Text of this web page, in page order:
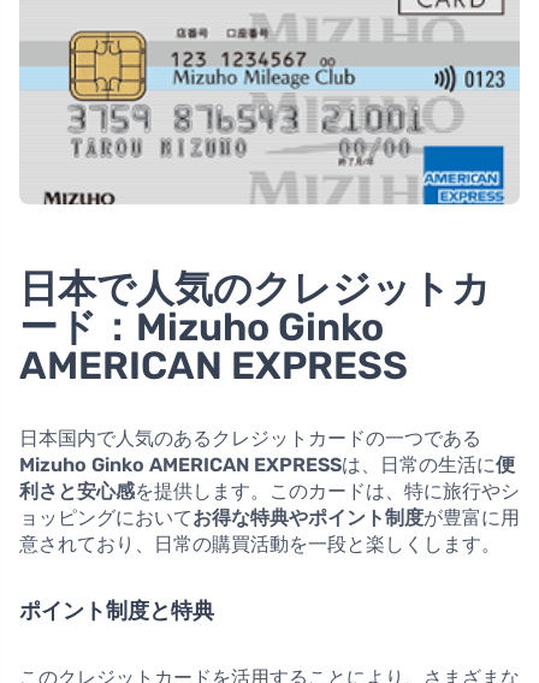
日本で人気のクレジットカ
ード：Mizuho Ginko
AMERICAN EXPRESS
日本国内で人気のあるクレジットカードの一つである
Mizuho Ginko AMERICAN EXPRESSは、日常の生活に便
利さと安心感を提供します。このカードは、特に旅行やシ
ョッピングにおいてお得な特典やポイント制度が豊富に用
意されており、日常の購買活動を一段と楽しくします。
ポイント制度と特典
このクレジットカードを活用することにより、さまざまな